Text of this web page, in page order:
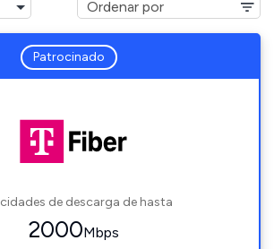
Patrocinado
de descarga de hasta
2000Mbps